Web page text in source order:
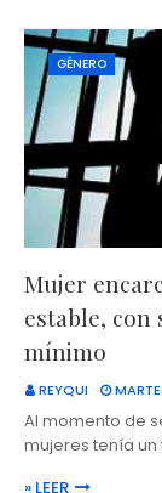
GÉNERO
Mujer
estable,
mínimo
REYQUI
Al momento de
mujeres tenía un
» LEER